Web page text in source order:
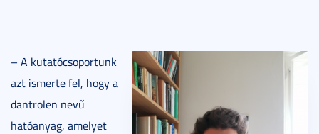
– A kutatócsoportunk
azt ismerte fel, hogy a
dantrolen nevű
hatóanyag, amelyet